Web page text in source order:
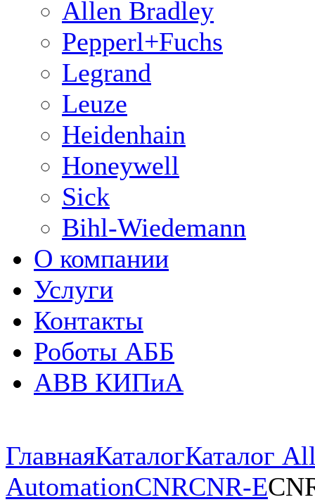
Allen Bradley
Pepperl+Fuchs
Legrand
Leuze
Heidenhain
Honeywell
Sick
Bihl-Wiedemann
О компании
Услуги
Контакты
Роботы АББ
ABB КИПиА
ГлавнаяКаталогКаталог
AutomationCNRCNR-E